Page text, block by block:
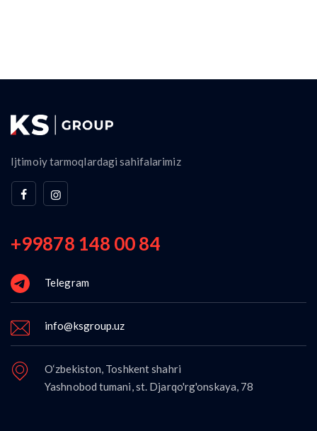
Ijtimoiy tarmoqlardagi sahifalarimiz
+99878 148 00 84
Telegram
info@ksgroup.uz
O‘zbekiston, Toshkent shahri
Yashnobod tumani, st. Djarqo'rg'onskaya, 78